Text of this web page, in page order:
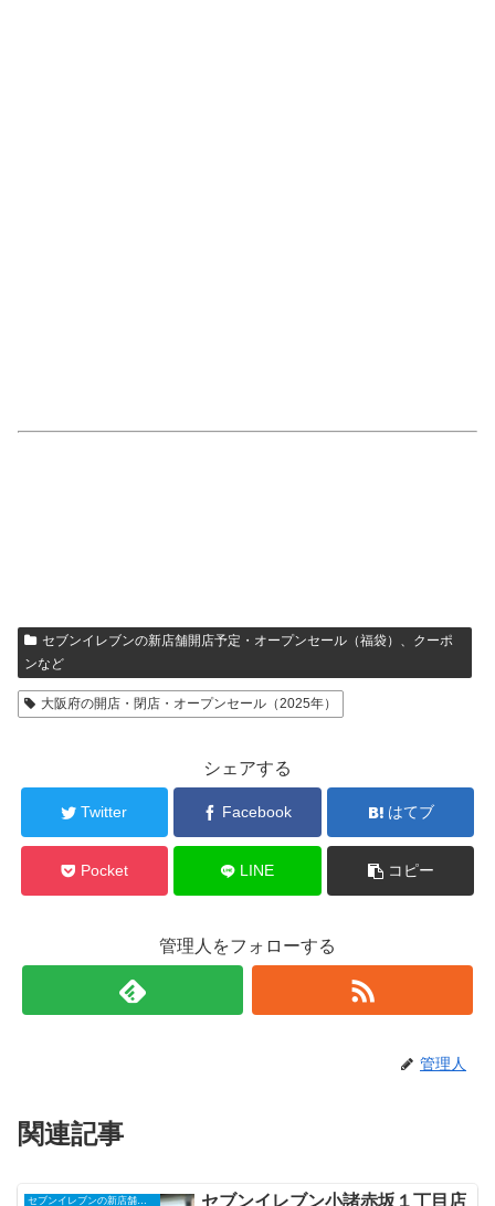
セブンイレブンの新店舗開店予定・オープンセール（福袋）、クーポ
ンなど
大阪府の開店・閉店・オープンセール（2025年）
シェアする
Twitter Facebook はてブ
Pocket LINE コピー
管理人をフォローする
管理人
関連記事
セブンイレブンの新店舗開店予定・オープンセール（福袋）、クーポンなど セブンイレブン小諸赤坂１丁目店